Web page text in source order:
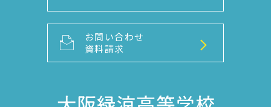
お問い合わせ
資料請求